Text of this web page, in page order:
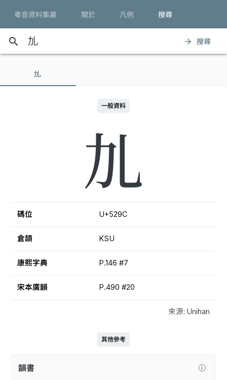
粵音資料集叢 關於 凡例 搜尋
search arrow_forward 搜尋
劜
一般資料
劜
碼位 U+529C
倉頡 KSU
康熙字典 P.146 #7
宋本廣韻 P.490 #20
來源: Unihan
其他參考
韻書